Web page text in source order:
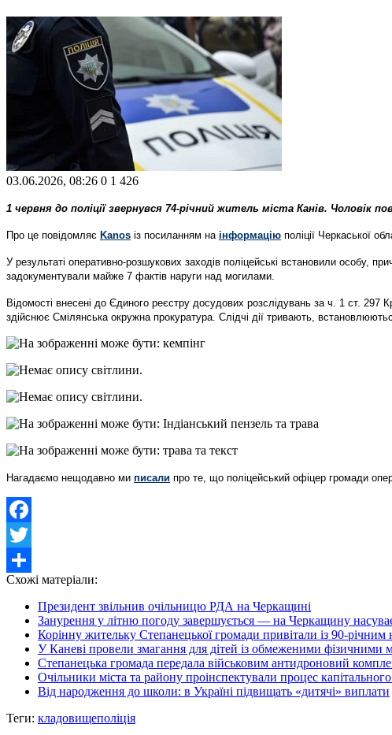
03.06.2026, 08:26 0 1 426
1 червня до поліції звернувся 74-річний житель міста Канів. Чоловік
Про це повідомляє Kanos із посиланням на інформацію поліції Черкаської
У результаті оперативно-розшукових заходів поліцейські встановили особу,
задокументували майже 7 фактів наруги над могилами.
Відомості внесені до Єдиного реєстру досудових розслідувань за ч. 1 ст.
здійснює Смілянська окружна прокуратура. Слідчі дії тривають,
Нагадаємо нещодавно ми писали про те, що поліцейський офіцер громади
Facebook
Twitter
Share
Схожі матеріали:
Президент звільнив очільницю РДА на Черкащині
Занурення у літню погоду завершується — на Черкащину
Корінну жительку Степанецької громади привітали із 90-річним
У Каневі провели змагання для дітей із обмеженими
Степанецька громада передала військовим антидроновий
Очільники міста та району проінспектували процес
Від народження до школи: в Україні підвищать «дитячі» виплати
Теги: кладовищеполіція